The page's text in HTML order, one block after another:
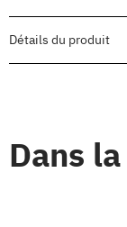
Détails du produit
Dans